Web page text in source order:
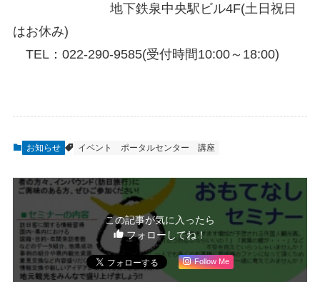
地下鉄泉中央駅ビル4F(土日祝日
はお休み)
TEL：022-290-9585(受付時間10:00～18:00)
お知らせ イベント ポータルセンター 講座
この記事が気に入ったら
フォローしてね！
Follow Me